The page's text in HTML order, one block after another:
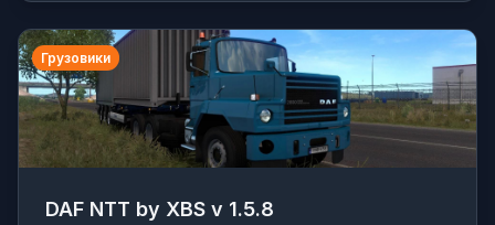
Грузовики
DAF NTT by XBS v 1.5.8